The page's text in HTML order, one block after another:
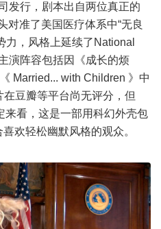
发行，剧本出自两位真正的
对准了美国医疗体系中“无良
力，风格上延续了National
演阵容包括因《成长的烦
Married... with Children 》中
豆瓣等平台尚无评分，但
来看，这是一部用科幻外壳包
欢轻松幽默风格的观众。